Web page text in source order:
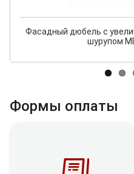
Фасадный дюбель с
шурупом
Формы оплаты